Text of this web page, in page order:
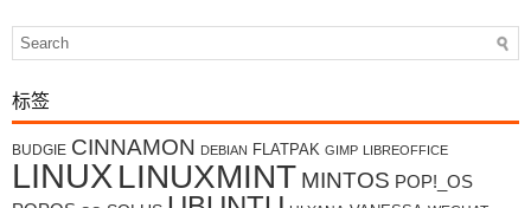
标签
BUDGIE CINNAMON DEBIAN FLATPAK GIMP LIBREOFFICE
LINUX LINUXMINT MINTOS POP!_OS